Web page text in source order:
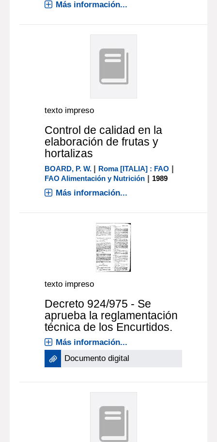
Más información...
texto impreso
Control de calidad en la
elaboración de frutas y
hortalizas
BOARD, P. W. | Roma [ITALIA] : FAO |
FAO Alimentación y Nutrición | 1989
Más información...
texto impreso
Decreto 924/975 - Se
aprueba la reglamentación
técnica de los Encurtidos.
Más información...
Documento digital